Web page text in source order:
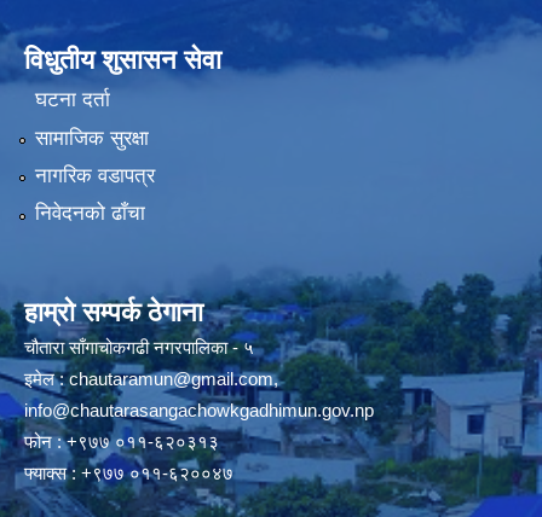
विधुतीय शुसासन सेवा
घटना दर्ता
सामाजिक सुरक्षा
नागरिक वडापत्र
निवेदनको ढाँचा
हाम्रो सम्पर्क ठेगाना
चौतारा साँगाचोकगढी नगरपालिका - ५
इमेल :chautaramun@gmail.com,
info@chautarasangachowkgadhimun.gov.np
फोन : +९७७ ०११-६२०३१३
फ्याक्स : +९७७ ०११-६२००४७